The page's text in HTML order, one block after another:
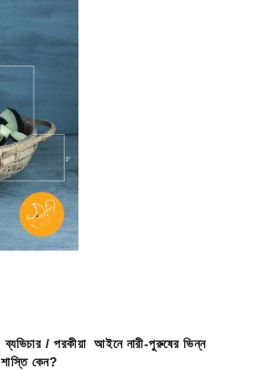
ব্যভিচার / পরকীয়া আইনে নারী-পুরুষের ভিন্ন
শাস্তি কেন?